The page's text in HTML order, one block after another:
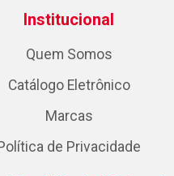
Institucional
Quem Somos
Catálogo Eletrônico
Marcas
de Privacidade